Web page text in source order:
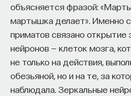
объясняется фразой:
мартышка делает». Именно
приматов связано открытие
нейронов — клеток мозга,
не только на действия,
обезьяной, но и на те, за
наблюдала. Зеркальные
Иллюзия настолько сильна,
раскрашенную маску с
внутренней стороной,
видится как выпуклая, а не
эксперименты Грегори с
Вернемся теперь к нашему